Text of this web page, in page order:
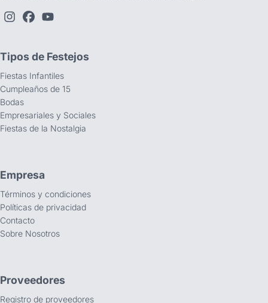
Tipos de Festejos
Fiestas Infantiles
Cumpleaños de 15
Bodas
Empresariales y Sociales
Fiestas de la Nostalgia
Empresa
Términos y condiciones
Políticas de privacidad
Contacto
Sobre Nosotros
Proveedores
Registro de proveedores